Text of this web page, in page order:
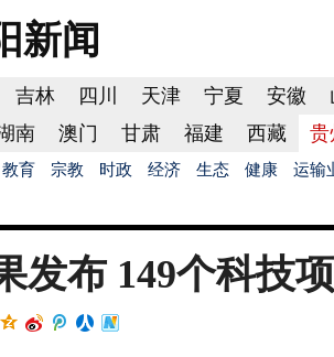
新闻
吉林 四川 天津 宁夏 安徽
南 澳门 甘肃 福建 西藏 贵
教育 宗教 时政 经济 生态 健康 运输
发布 149个科技